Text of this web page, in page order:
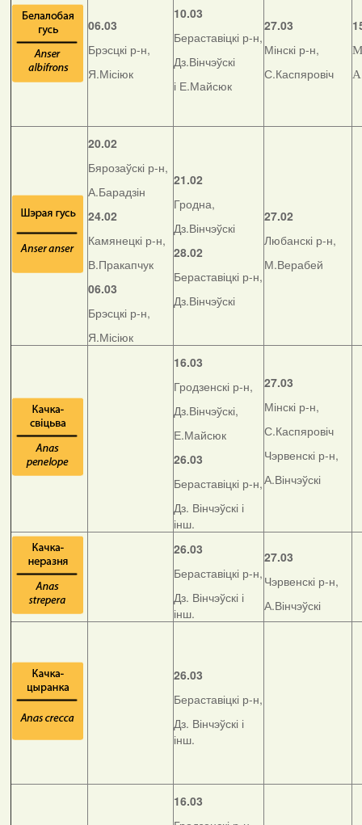
06.03
Брэсцкі р-н,
Я.Місіюк
10.03
Бераставіцкі р-н,
Дз.Вінчэўскі
і Е.Майсюк
27.03
Мінскі р-н,
С.Каспяровіч
20.02
Бярозаўскі р-н,
А.Барадзін
24.02
Камянецкі р-н,
В.Пракапчук
06.03
Брэсцкі р-н,
Я.Місіюк
21.02
Гродна,
Дз.Вінчэўскі
28.02
Бераставіцкі р-н,
Дз.Вінчэўскі
27.02
Любанскі р-н,
М.Верабей
16.03
Гродзенскі р-н,
Дз.Вінчэўскі,
Е.Майсюк
26.03
Бераставіцкі р-н,
Дз. Вінчэўскі і
інш.
27.03
Мінскі р-н,
С.Каспяровіч
Чэрвенскі р-н,
А.Вінчэўскі
26.03
Бераставіцкі р-н,
Дз. Вінчэўскі і
інш.
27.03
Чэрвенскі р-н,
А.Вінчэўскі
26.03
Бераставіцкі р-н,
Дз. Вінчэўскі і
інш.
16.03